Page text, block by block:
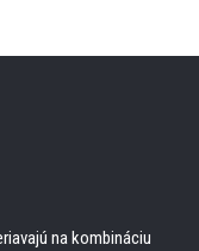
na kombináciu